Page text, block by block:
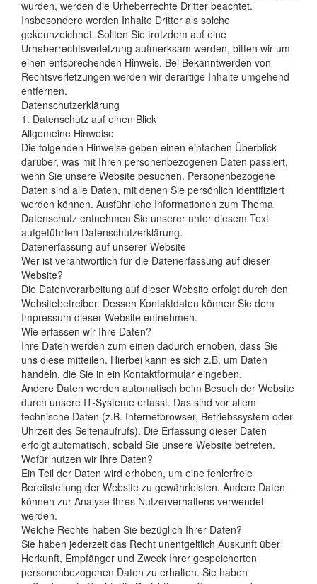
wurden, werden die Urheberrechte Dritter beachtet.
Insbesondere werden Inhalte Dritter als solche
gekennzeichnet. Sollten Sie trotzdem auf eine
Urheberrechtsverletzung aufmerksam werden, bitten wir um
einen entsprechenden Hinweis. Bei Bekanntwerden von
Rechtsverletzungen werden wir derartige Inhalte umgehend
entfernen.
Datenschutzerklärung
1. Datenschutz auf einen Blick
Allgemeine Hinweise
Die folgenden Hinweise geben einen einfachen Überblick
darüber, was mit Ihren personenbezogenen Daten passiert,
wenn Sie unsere Website besuchen. Personenbezogene
Daten sind alle Daten, mit denen Sie persönlich identifiziert
werden können. Ausführliche Informationen zum Thema
Datenschutz entnehmen Sie unserer unter diesem Text
aufgeführten Datenschutzerklärung.
Datenerfassung auf unserer Website
Wer ist verantwortlich für die Datenerfassung auf dieser
Website?
Die Datenverarbeitung auf dieser Website erfolgt durch den
Websitebetreiber. Dessen Kontaktdaten können Sie dem
Impressum dieser Website entnehmen.
Wie erfassen wir Ihre Daten?
Ihre Daten werden zum einen dadurch erhoben, dass Sie
uns diese mitteilen. Hierbei kann es sich z.B. um Daten
handeln, die Sie in ein Kontaktformular eingeben.
Andere Daten werden automatisch beim Besuch der Website
durch unsere IT-Systeme erfasst. Das sind vor allem
technische Daten (z.B. Internetbrowser, Betriebssystem oder
Uhrzeit des Seitenaufrufs). Die Erfassung dieser Daten
erfolgt automatisch, sobald Sie unsere Website betreten.
Wofür nutzen wir Ihre Daten?
Ein Teil der Daten wird erhoben, um eine fehlerfreie
Bereitstellung der Website zu gewährleisten. Andere Daten
können zur Analyse Ihres Nutzerverhaltens verwendet
werden.
Welche Rechte haben Sie bezüglich Ihrer Daten?
Sie haben jederzeit das Recht unentgeltlich Auskunft über
Herkunft, Empfänger und Zweck Ihrer gespeicherten
personenbezogenen Daten zu erhalten. Sie haben